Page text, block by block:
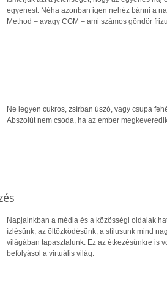
egyenest. Néha azonban igen nehéz bánni a
Method – avagy CGM – ami számos göndör
Ne legyen cukros, zsírban úszó, vagy csupa
Abszolút nem csoda, ha az ember
Napjainkban a média és a közösségi oldalak
ízlésünk, az öltözködésünk, a stílusunk mind
világában tapasztalunk. Ez az étkezésünkre is
befolyásol a virtuális világ.